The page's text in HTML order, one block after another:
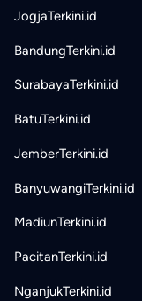
JogjaTerkini.id
BandungTerkini.id
SurabayaTerkini.id
BatuTerkini.id
JemberTerkini.id
BanyuwangiTerkini.id
MadiunTerkini.id
PacitanTerkini.id
NganjukTerkini.id